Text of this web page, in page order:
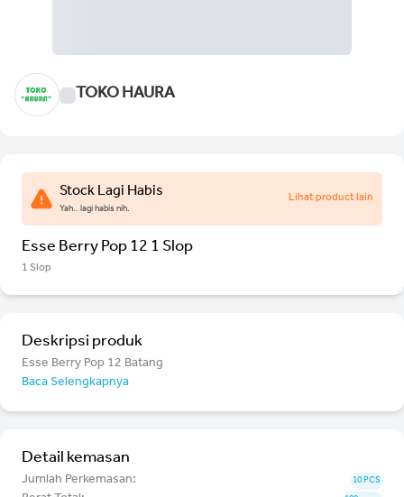
TOKO HAURA
Stock Lagi Habis
Yah.. lagi habis nih.
Lihat product lain
Esse Berry Pop 12 1 Slop
1 Slop
Deskripsi produk
Esse Berry Pop 12 Batang
Baca Selengkapnya
Detail kemasan
Jumlah Perkemasan: 10 PCS